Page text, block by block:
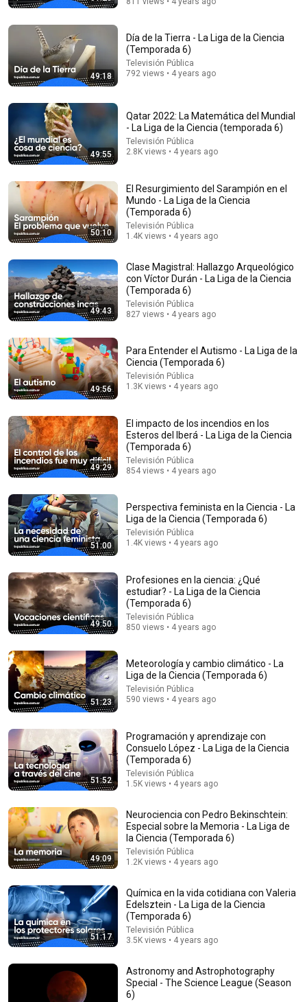
Ex-jefe de Oncología: Por Qué España Tiene Tantos
Casos de Cáncer (la respuesta, en tu plato)
Dr. Borja Bandera • 1.2M views
The CONSPIRACY that ENDED UP being REAL |
Edward Snowden | Documentary
Dieck Docs • 6.3M views
El Infierno en la Tierra: La Batalla de Verdún en 3D
(Documental)
Historia Épica
New 103K views
La Música del Universo - La Liga de la Ciencia
(Temporada 6)
Televisión Pública • 1.6K views
49:18
Día de la Tierra - La Liga de la Ciencia
(Temporada 6)
Televisión Pública
792 views • 4 years ago
49:55
Qatar 2022: La Matemática del Mundial
- La Liga de la Ciencia (temporada 6)
Televisión Pública
2.8K views • 4 years ago
50:10
El Resurgimiento del Sarampión en el
Mundo - La Liga de la Ciencia
(Temporada 6)
Televisión Pública
1.4K views • 4 years ago
49:43
Clase Magistral: Hallazgo Arqueológico
con Víctor Durán - La Liga de la Ciencia
(Temporada 6)
Televisión Pública
827 views • 4 years ago
49:56
Para Entender el Autismo - La Liga de la
Ciencia (Temporada 6)
Televisión Pública
1.3K views • 4 years ago
49:29
El impacto de los incendios en los
Esteros del Iberá - La Liga de la Ciencia
(Temporada 6)
Televisión Pública
854 views • 4 years ago
51:00
Perspectiva feminista en la Ciencia - La
Liga de la Ciencia (Temporada 6)
Televisión Pública
1.4K views • 4 years ago
49:50
Profesiones en la ciencia: ¿Qué
estudiar? - La Liga de la Ciencia
(Temporada 6)
Televisión Pública
850 views • 4 years ago
51:23
Meteorología y cambio climático - La
Liga de la Ciencia (Temporada 6)
Televisión Pública
590 views • 4 years ago
51:52
Programación y aprendizaje con
Consuelo López - La Liga de la Ciencia
(Temporada 6)
Televisión Pública
1.5K views • 4 years ago
49:09
Neurociencia con Pedro Bekinschtein:
Especial sobre la Memoria - La Liga de
la Ciencia (Temporada 6)
Televisión Pública
1.2K views • 4 years ago
51:17
Química en la vida cotidiana con Valeria
Edelsztein - La Liga de la Ciencia
(Temporada 6)
Televisión Pública
3.5K views • 4 years ago
Astronomy and Astrophotography
Special - The Science League (Season
6)